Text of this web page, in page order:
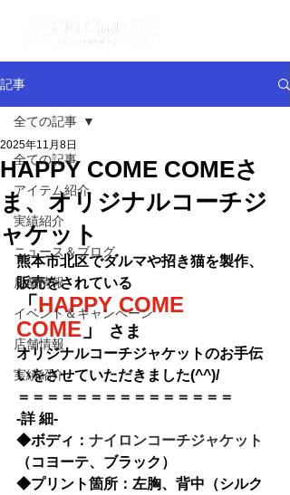
記事
全ての記事
アイテム紹介
実績紹介
ニュース＆ブログ
店舗情報
イベント＆キャンペーン
店舗情報
実績紹介
全ての記事
HAPPY COME COMEさ
ま、オリジナルコーチジ
ャケット
2025年11月8日
熊本市北区でダルマや招き猫を製作、
販売をされている
「HAPPY COME
COME 」 さま
オリジナルコーチジャケットのお手伝
いをさせていただきました(^^)/
＝＝＝＝＝＝＝＝＝＝＝＝＝＝ ＝
-詳 細-
◆ボディ： ナイロンコーチジャケット
（コヨーテ、ブラック）
◆プリント箇所：左胸、背中（シルク